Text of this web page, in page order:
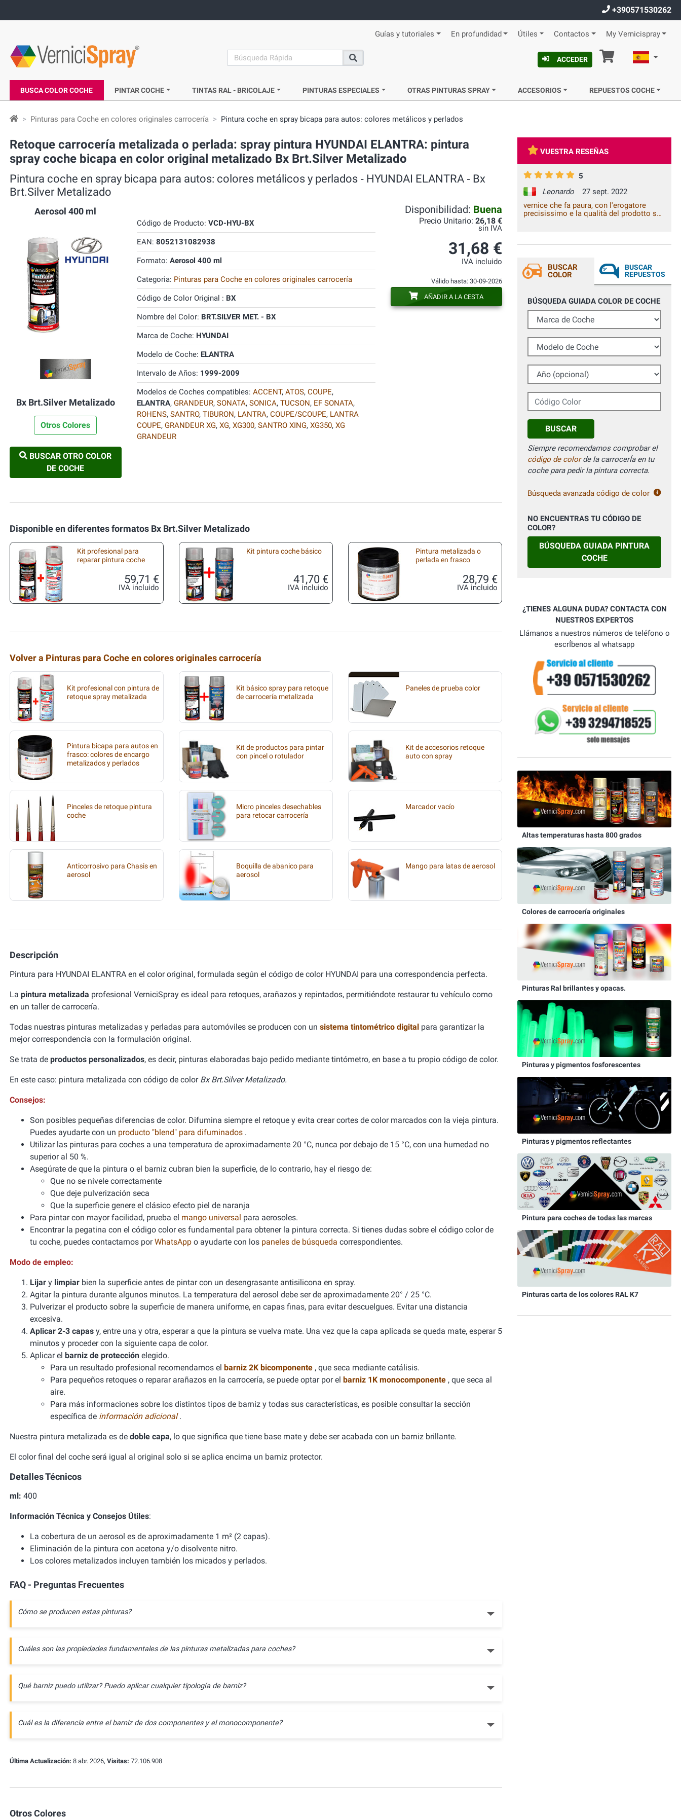
+390571530262
Guías y tutoriales En profundidad Útiles Contactos My Vernicispray
search
Buscar
ACCEDER Cesta Español
BUSCA COLOR COCHE PINTAR COCHE TINTAS RAL - BRICOLAJE PINTURAS ESPECIALES OTRAS PINTURAS SPRAY ACCESORIOS REPUESTOS COCHE
Pinturas para Coche en colores originales carrocería Pintura coche en spray bicapa para autos: colores metálicos y perlados
Retoque carrocería metalizada o perlada: spray pintura HYUNDAI ELANTRA: pintura
spray coche bicapa en color original metalizado Bx Brt.Silver Metalizado
Pintura coche en spray bicapa para autos: colores metálicos y perlados ‐ HYUNDAI ELANTRA ‐ Bx
Brt.Silver Metalizado
Aerosol 400 ml
Bx Brt.Silver Metalizado
Otros Colores
BUSCAR OTRO COLOR
DE COCHE
Código de Producto: VCD-HYU-BX
EAN: 8052131082938
Formato: Aerosol 400 ml
Categoria: Pinturas para Coche en colores originales carrocería
Código de Color Original : BX
Nombre del Color: BRT.SILVER MET. - BX
Marca de Coche: HYUNDAI
Modelo de Coche: ELANTRA
Intervalo de Años: 1999-2009
Modelos de Coches compatibles: ACCENT, ATOS, COUPE,
ELANTRA, GRANDEUR, SONATA, SONICA, TUCSON, EF SONATA,
ROHENS, SANTRO, TIBURON, LANTRA, COUPE/SCOUPE, LANTRA
COUPE, GRANDEUR XG, XG, XG300, SANTRO XING, XG350, XG
GRANDEUR
Disponibilidad: Buena
Precio Unitario: 26,18 €
sin IVA
31,68 €
IVA incluido
Válido hasta: 30-09-2026
AÑADIR A LA CESTA
Disponible en diferentes formatos Bx Brt.Silver Metalizado
Kit profesional para
reparar pintura coche
59,71 €
IVA incluido
Kit pintura coche básico
41,70 €
IVA incluido
Pintura metalizada o
perlada en frasco
28,79 €
IVA incluido
Volver a Pinturas para Coche en colores originales carrocería
Kit profesional con pintura de
retoque spray metalizada
Kit básico spray para retoque
de carrocería metalizada
Paneles de prueba color
Pintura bicapa para autos en
frasco: colores de encargo
metalizados y perlados
Kit de productos para pintar
con pincel o rotulador
Kit de accesorios retoque
auto con spray
Pinceles de retoque pintura
coche
Micro pinceles desechables
para retocar carrocería
Marcador vacío
Anticorrosivo para Chasis en
aerosol
Boquilla de abanico para
aerosol
Mango para latas de aerosol
Descripción
Pintura para HYUNDAI ELANTRA en el color original, formulada según el código de color HYUNDAI para una correspondencia perfecta.
La pintura metalizada profesional VerniciSpray es ideal para retoques, arañazos y repintados, permitiéndote restaurar tu vehículo como
en un taller de carrocería.
Todas nuestras pinturas metalizadas y perladas para automóviles se producen con un sistema tintométrico digital para garantizar la
mejor correspondencia con la formulación original.
Se trata de productos personalizados, es decir, pinturas elaboradas bajo pedido mediante tintómetro, en base a tu propio código de color.
En este caso: pintura metalizada con código de color Bx Brt.Silver Metalizado.
Consejos:
Son posibles pequeñas diferencias de color. Difumina siempre el retoque y evita crear cortes de color marcados con la vieja pintura.
Puedes ayudarte con un producto "blend" para difuminados .
Utilizar las pinturas para coches a una temperatura de aproximadamente 20 °C, nunca por debajo de 15 °C, con una humedad no
superior al 50 %.
Asegúrate de que la pintura o el barniz cubran bien la superficie, de lo contrario, hay el riesgo de:
Que no se nivele correctamente
Que deje pulverización seca
Que la superficie genere el clásico efecto piel de naranja
Para pintar con mayor facilidad, prueba el mango universal para aerosoles.
Encontrar la pegatina con el código color es fundamental para obtener la pintura correcta. Si tienes dudas sobre el código color de
tu coche, puedes contactarnos porWhatsApp o ayudarte con los paneles de búsqueda correspondientes.
Modo de empleo:
Lijar y limpiar bien la superficie antes de pintar con un desengrasante antisilicona en spray.
Agitar la pintura durante algunos minutos. La temperatura del aerosol debe ser de aproximadamente 20° / 25 °C.
Pulverizar el producto sobre la superficie de manera uniforme, en capas finas, para evitar descuelgues. Evitar una distancia
excesiva.
Aplicar 2-3 capas y, entre una y otra, esperar a que la pintura se vuelva mate. Una vez que la capa aplicada se queda mate, esperar 5
minutos y proceder con la siguiente capa de color.
Aplicar el barniz de protección elegido.
Para un resultado profesional recomendamos el barniz 2K bicomponente , que seca mediante catálisis.
Para pequeños retoques o reparar arañazos en la carrocería, se puede optar por el barniz 1K monocomponente , que seca al
aire.
Para más informaciones sobre los distintos tipos de barniz y todas sus características, es posible consultar la sección
específica de información adicional.
Nuestra pintura metalizada es de doble capa, lo que significa que tiene base mate y debe ser acabada con un barniz brillante.
El color final del coche será igual al original solo si se aplica encima un barniz protector.
Detalles Técnicos
ml: 400
Información Técnica y Consejos Útiles:
La cobertura de un aerosol es de aproximadamente 1 m² (2 capas).
Eliminación de la pintura con acetona y/o disolvente nitro.
Los colores metalizados incluyen también los micados y perlados.
FAQ - Preguntas Frecuentes
Cómo se producen estas pinturas?
Cuáles son las propiedades fundamentales de las pinturas metalizadas para coches?
Qué barniz puedo utilizar? Puedo aplicar cualquier tipología de barniz?
Cuál es la diferencia entre el barniz de dos componentes y el monocomponente?
Última Actualización: 8 abr. 2026, Visitas: 72.106.908
Otros Colores
VUESTRA RESEÑAS
5
Leonardo
27 sept. 2022
vernice che fa paura, con l'erogatore
precisissimo e la qualità del prodotto sui
BUSCAR
COLOR
BUSCAR
REPUESTOS
BÚSQUEDA GUIADA COLOR DE COCHE
Marca de Coche
Modelo de Coche
Año (opcional)
Código Color
BUSCAR
Siempre recomendamos comprobar el
código de colorde la carrocerÍa en tu
coche para pedir la pintura correcta.
Búsqueda avanzada código de color
NO ENCUENTRAS TU CÓDIGO DE
COLOR?
BÚSQUEDA GUIADA PINTURA
COCHE
¿TIENES ALGUNA DUDA? CONTACTA CON
NUESTROS EXPERTOS
Llámanos a nuestros números de teléfono o
escrÍbenos al whatsapp
Altas temperaturas hasta 800 grados
Colores de carrocería originales
Pinturas Ral brillantes y opacas.
Pinturas y pigmentos fosforescentes
Pinturas y pigmentos reflectantes
Pintura para coches de todas las marcas
Pinturas carta de los colores RAL K7